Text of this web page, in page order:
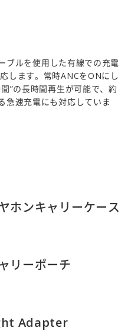
ブルを使用した有線での充電
します。常時ANCをONにし
”の長時間再生が可能で、約
急速充電にも対応していま
ホンキャリーケース
リーポーチ
Adapter